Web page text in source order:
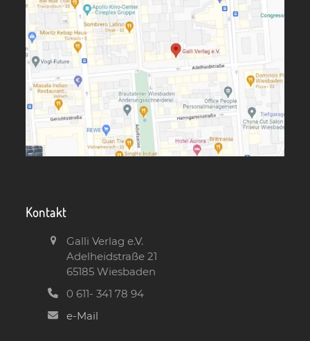
Kontakt
Galli Verlag e.V.
Adelheidstraße 21
65185 Wiesbaden
0 611- 341 78 94
e-Mail